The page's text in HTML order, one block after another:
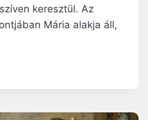
keresztül. Az
Mária alakja áll,